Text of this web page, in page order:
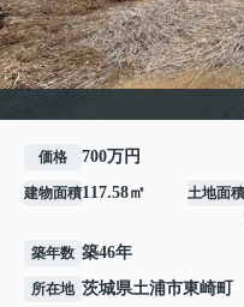
価格 700万円
建物面積117.58㎡ 土地面積
築年数 築46年
所在地 茨城県土浦市東崎町